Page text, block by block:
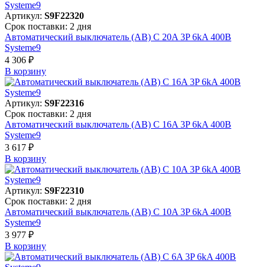
Артикул: S9F22320
Срок поставки: 2 дня
Автоматический выключатель (АВ) C 20A 3P 6kA 400В
Systeme9
4 306 ₽
В корзинy
Артикул: S9F22316
Срок поставки: 2 дня
Автоматический выключатель (АВ) C 16A 3P 6kA 400В
Systeme9
3 617 ₽
В корзинy
Артикул: S9F22310
Срок поставки: 2 дня
Автоматический выключатель (АВ) C 10A 3P 6kA 400В
Systeme9
3 977 ₽
В корзинy